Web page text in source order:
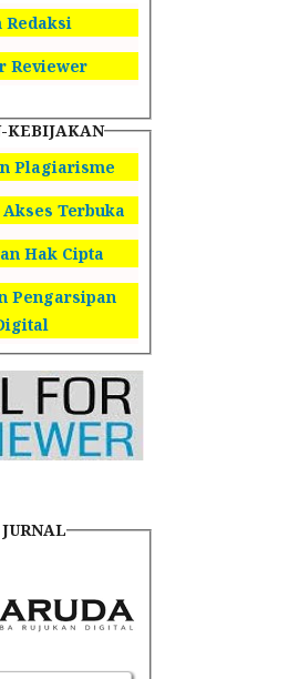
Redaksi
Reviewer
KEBIJAKAN
Plagiarisme
Terbuka
Hak Cipta
Pengarsipan